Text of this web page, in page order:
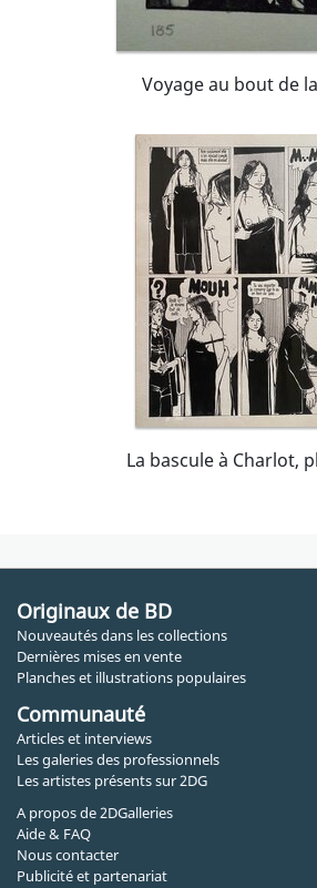
Voyage au bout de
Originaux de BD
Nouveautés dans les collections
Dernières mises en vente
Planches et illustrations populaires
Communauté
Articles et interviews
Les galeries des professionnels
Les artistes présents sur 2DG
A propos de 2DGalleries
Aide & FAQ
Nous contacter
Publicité et partenariat